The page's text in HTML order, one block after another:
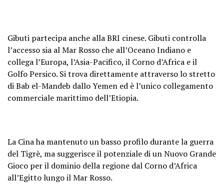
Gibuti partecipa anche alla BRI cinese. Gibuti controlla
l’accesso sia al Mar Rosso che all’Oceano Indiano e
collega l’Europa, l’Asia-Pacifico, il Corno d’Africa e il
Golfo Persico. Si trova direttamente attraverso lo stretto
di Bab el-Mandeb dallo Yemen ed è l’unico collegamento
commerciale marittimo dell’Etiopia.
La Cina ha mantenuto un basso profilo durante la guerra
del Tigrè, ma suggerisce il potenziale di un Nuovo Grande
Gioco per il dominio della regione dal Corno d’Africa
all’Egitto lungo il Mar Rosso.